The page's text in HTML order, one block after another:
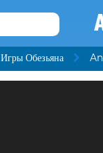
Игры Обезьяна